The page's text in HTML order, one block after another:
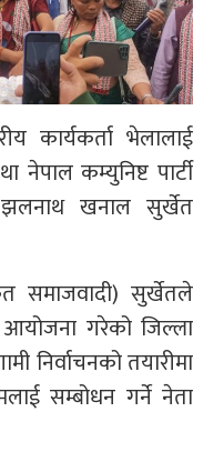
कार्यकर्ता भेलालाई
नेपाल कम्युनिष्ट पार्टी
खनाल सुर्खेत
समाजवादी) सुर्खेतले
गरेको जिल्ला
निर्वाचनको तयारीमा
सम्बोधन गर्ने नेता